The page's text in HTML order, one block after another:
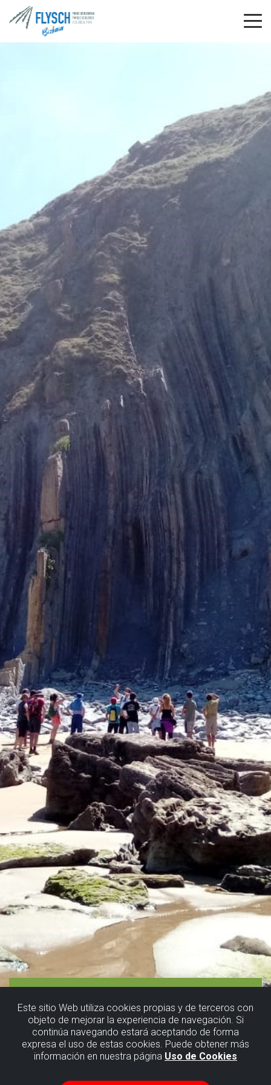
Este sitio Web utiliza cookies propias y de terceros con
objeto de mejorar la experiencia de navegación. Si
continúa navegando estará aceptando de forma
expresa el uso de estas cookies. Puede obtener más
información en nuestra página Uso de Cookies